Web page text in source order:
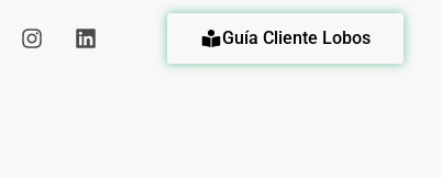
Guía Cliente Lobos